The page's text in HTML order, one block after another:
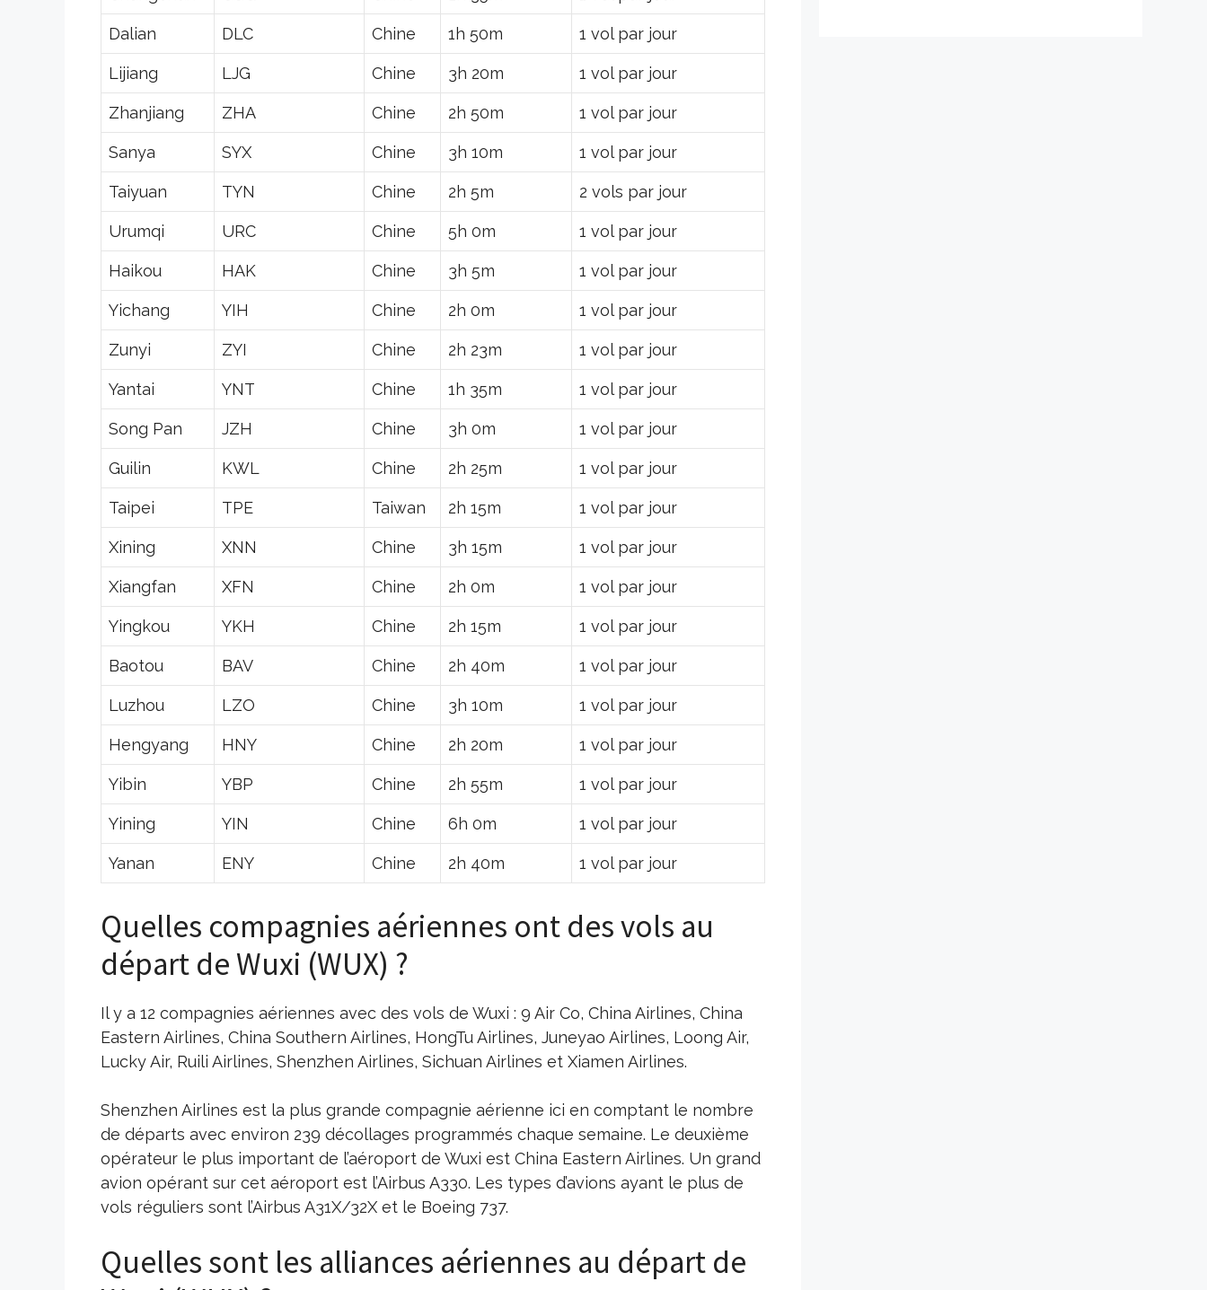
Dalian DLC Chine 1h 50m 1 vol par jour
Lijiang LJG Chine 3h 20m 1 vol par jour
Zhanjiang ZHA Chine 2h 50m 1 vol par jour
Sanya SYX Chine 3h 10m 1 vol par jour
Taiyuan TYN Chine 2h 5m 2 vols par jour
Urumqi URC Chine 5h 0m 1 vol par jour
Haikou HAK Chine 3h 5m 1 vol par jour
Yichang YIH Chine 2h 0m 1 vol par jour
Zunyi ZYI Chine 2h 23m 1 vol par jour
Yantai YNT Chine 1h 35m 1 vol par jour
Song Pan JZH Chine 3h 0m 1 vol par jour
Guilin KWL Chine 2h 25m 1 vol par jour
Taipei TPE Taiwan 2h 15m 1 vol par jour
Xining XNN Chine 3h 15m 1 vol par jour
Xiangfan XFN Chine 2h 0m 1 vol par jour
Yingkou YKH Chine 2h 15m 1 vol par jour
Baotou BAV Chine 2h 40m 1 vol par jour
Luzhou LZO Chine 3h 10m 1 vol par jour
Hengyang HNY Chine 2h 20m 1 vol par jour
Yibin YBP Chine 2h 55m 1 vol par jour
Yining YIN Chine 6h 0m 1 vol par jour
Yanan ENY Chine 2h 40m 1 vol par jour
Quelles compagnies aériennes ont des vols au
départ de Wuxi (WUX) ?
Il y a 12 compagnies aériennes avec des vols de Wuxi : 9 Air Co, China Airlines, China
Eastern Airlines, China Southern Airlines, HongTu Airlines, Juneyao Airlines, Loong Air,
Lucky Air, Ruili Airlines, Shenzhen Airlines, Sichuan Airlines et Xiamen Airlines.
Shenzhen Airlines est la plus grande compagnie aérienne ici en comptant le nombre
de départs avec environ 239 décollages programmés chaque semaine. Le deuxième
opérateur le plus important de l’aéroport de Wuxi est China Eastern Airlines. Un grand
avion opérant sur cet aéroport est l’Airbus A330. Les types d’avions ayant le plus de
vols réguliers sont l’Airbus A31X/32X et le Boeing 737.
Quelles sont les alliances aériennes au départ de